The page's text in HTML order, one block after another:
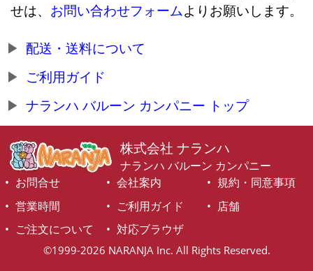
せは、 お問い合わせフォームよりお願いします。
配送・送料について
ご利用ガイド
ナランハ バルーン カンパニー トップ
株式会社 ナランハ
ナランハ バルーン カンパニー
お問合せ
会社案内
規約・同意事項
営業時間
ご利用ガイド
店舗
ご注文について
対応ブラウザ
©1999-2026 NARANJA Inc. All Rights Reserved.